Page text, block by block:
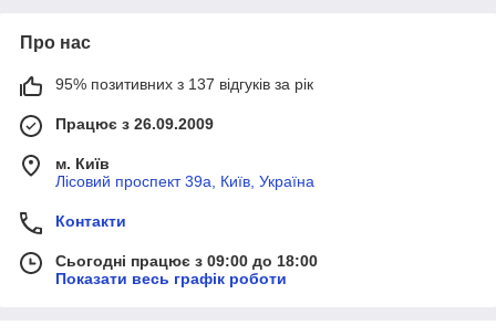
Про нас
95% позитивних з 137 відгуків за рік
Працює з 26.09.2009
м. Київ
Лісовий проспект 39а, Київ, Україна
Контакти
Сьогодні працює з 09:00 до 18:00
Показати весь графік роботи